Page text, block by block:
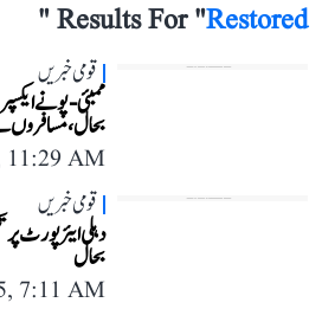
Results For "Restored
"
قومی خبریں
بحال،
11:29 AM
قومی خبریں
دہلی ایئرپورٹ
بحال
7:11 AM